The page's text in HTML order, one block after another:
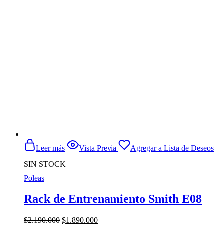
SIN STOCK
Leer más Vista Previa Agregar a Lista de Deseos
Poleas
Rack de Entrenamiento Smith E08
$2.190.000 El
$1.890.000El